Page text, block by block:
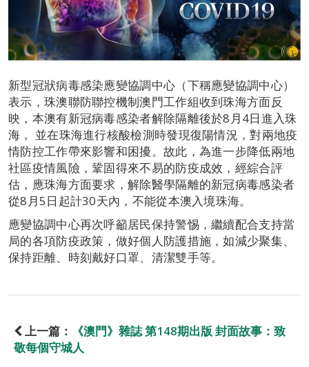
新型冠狀病毒感染應變協調中心（下稱應變協調中心）
表示，珠澳聯防聯控機制澳門工作組收到珠海方面反
映，本澳有新冠病毒感染者解除隔離後於8月4日進入珠
海， 並在珠海進行核酸檢測時發現復陽情況，對兩地疫
情防控工作帶來影響和困擾。故此，為進一步降低兩地
社區疫情風險，鞏固得來不易的防疫成效，經綜合評
估，應珠海方面要求，解除醫學隔離的新冠病毒感染者
從8月5日起計30天內，不能從本澳入境珠海。
應變協調中心再次呼籲居民保持警惕，繼續配合支持當
局的各項防疫政策，做好個人防護措施，如減少聚集、
保持距離、時刻戴好口罩、清潔雙手等。
上一篇：
《澳門》雜誌 第148期出版 封面故事：致
敬每個守城人